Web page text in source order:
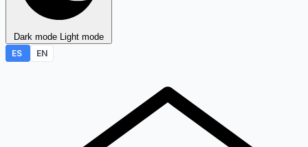
Dark mode Light mode
ES
EN